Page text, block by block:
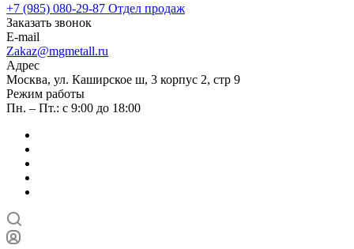
+7 (985) 080-29-87 Отдел продаж
Заказать звонок
E-mail
Zakaz@mgmetall.ru
Адрес
Москва, ул. Каширское ш, 3 корпус 2, стр 9
Режим работы
Пн. – Пт.: с 9:00 до 18:00